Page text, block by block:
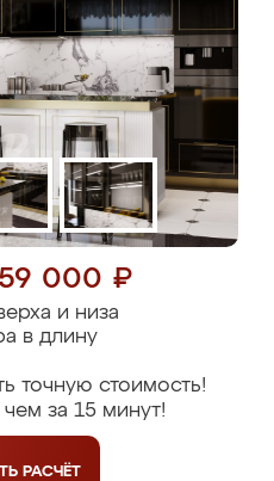
000 ₽
и низа
в длину
точную стоимость!
за 15 минут!
РАСЧЁТ